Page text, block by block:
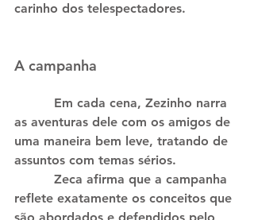
carinho dos telespectadores.
A campanha
as aventuras dele com os amigos de
uma maneira bem leve, tratando de
assuntos com temas sérios.
reflete exatamente os conceitos que